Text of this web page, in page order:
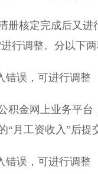
核定完成后又进
行调整。分以下两
误，可进行调整
金网上业务平台
“月工资收入”后提
误，可进行调整